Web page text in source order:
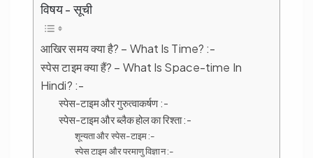
विषय - सूची
आखिर समय क्या है? – What Is Time? :-
स्पेस टाइम क्या हैं? – What Is Space-time In
Hindi? :-
स्पेस-टाइम और गुरुत्वाकर्षण :-
स्पेस-टाइम और ब्लैक होल का रिश्ता :-
शून्यता और स्पेस-टाइम :-
स्पेस टाइम और परमाणु विज्ञान :-